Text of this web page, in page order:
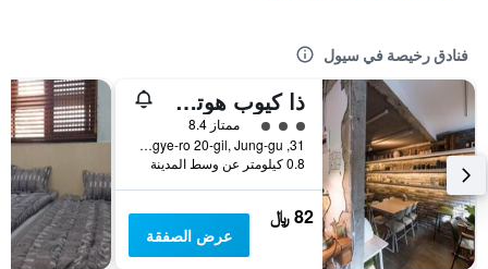
فنادق رخيصة في سيول
ذا كيوب هوتل - دار ضيافة
تقييم فئة 3ممتاز 8.4
31, Toegye-ro 20-gil, Jung-gu, سيول, كوريا الجنوبية
0.8 كيلومتر عن وسط المدينة
82 ﷼
عرض الصفقة